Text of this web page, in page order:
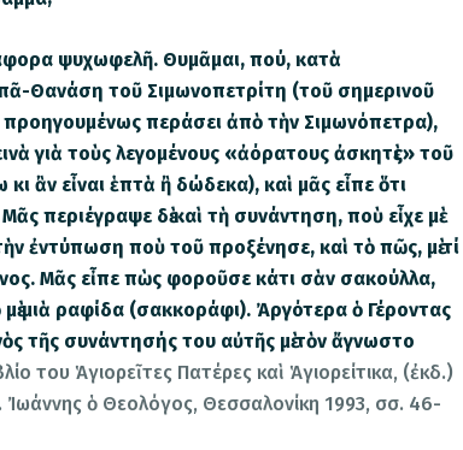
ψυχωφελῆ. Θυμᾶμαι, πού, κατὰ
Θανάση τοῦ Σιμωνοπετρίτη (τοῦ σημερινοῦ
προηγουμένως περάσει ἀπὸ τὴν Σιμωνόπετρα),
γιὰ τοὺς λεγομένους «ἀόρατους ἀσκητὲς» τοῦ
ἂν εἶναι ἑπτὰ ἢ δώδεκα), καὶ μᾶς εἶπε ὅτι
περιέγραψε δὲ καὶ τὴ συνάντηση, ποὺ εἶχε μὲ
ἐντύπωση ποὺ τοῦ προξένησε, καὶ τὸ πῶς, μὲ τί
Μᾶς εἶπε πὼς φοροῦσε κάτι σὰν σακούλλα,
μιὰ ραφίδα (σακκοράφι). Ἀργότερα ὁ Γέροντας
τῆς συνάντησής του αὐτῆς μὲ τὸν ἄγνωστο
του Ἁγιορεῖτες Πατέρες καὶ Ἁγιορείτικα, (ἐκδ.)
Ἰωάννης ὁ Θεολόγος, Θεσσαλονίκη 1993, σσ. 46-